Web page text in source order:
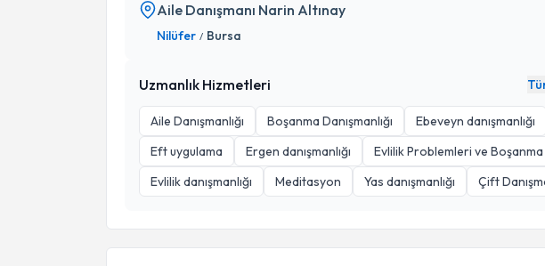
Aile Danışmanı Narin Altınay
Nilüfer / Bursa
Uzmanlık Hizmetleri
Aile Danışmanlığı Boşanma Danışmanlığı
Ebeveyn danışmanlığı
Eft uygulama
Ergen danışmanlığı
Evlilik Problemleri ve Boşanma
Evlilik danışmanlığı
Meditasyon Yas danışmanlığı Çift